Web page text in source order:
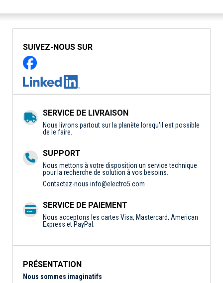
SUIVEZ-NOUS SUR
SERVICE DE LIVRAISON
Nous livrons partout sur la planète lorsqu'il est possible
de le faire.
SUPPORT
Nous mettons à votre disposition un service technique
pour la recherche de solution à vos besoins.
Contactez-nous info@electro5.com
SERVICE DE PAIEMENT
Nous acceptons les cartes Visa, Mastercard, American
Express et PayPal.
PRÉSENTATION
Nous sommes imaginatifs